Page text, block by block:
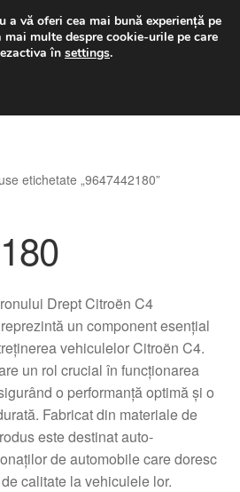
lei
4 p.m.031 229 6816
etichetate „9647442180”
Drept Citroën C4
un component esențial
vehiculelor Citroën C4.
un rol crucial în funcționarea
o performanță optimă și o
Fabricat din materiale de
este destinat auto-
de automobile care doresc
calitate la vehiculele lor.
a vă oferi cea mai bună experiență pe
multe despre cookie-urile pe care
în settings.